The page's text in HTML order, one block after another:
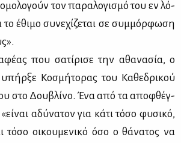
τον πα­ρα­λο­γι­σμό του εν λό­
έθι­μο συ­νε­χί­ζε­ται σε συμ­μόρ­φω­ση
που σα­τί­ρι­σε την αθα­να­σία, ο
Κο­σμή­το­ρας του Κα­θε­δρι­κού
στο Δου­βλί­νο. Ένα από τα απο­φθέγ­
αδύ­να­τον για κά­τι τό­σο φυ­σι­κό,
τό­σο οι­κου­με­νι­κό όσο ο θά­να­τος να